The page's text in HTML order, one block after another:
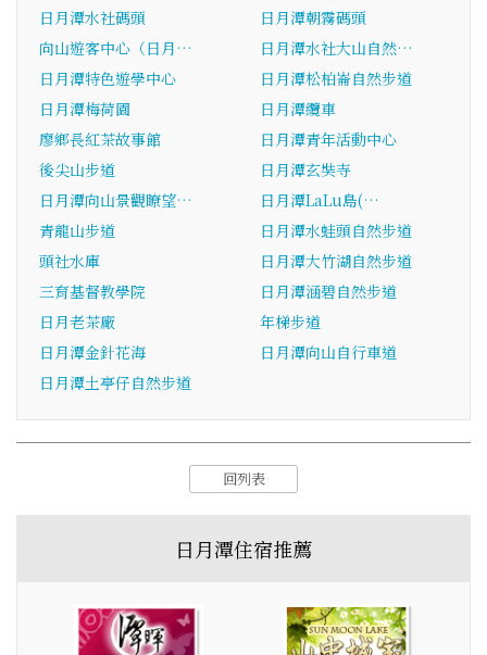
日月潭水社碼頭
日月潭朝霧碼頭
向山遊客中心（日月…
日月潭水社大山自然…
日月潭特色遊學中心
日月潭松柏崙自然步道
日月潭梅荷園
日月潭纜車
廖鄉長紅茶故事館
日月潭青年活動中心
後尖山步道
日月潭玄奘寺
日月潭向山景觀瞭望…
日月潭LaLu島(…
青龍山步道
日月潭水蛙頭自然步道
頭社水庫
日月潭大竹湖自然步道
三育基督教學院
日月潭涵碧自然步道
日月老茶廠
年梯步道
日月潭金針花海
日月潭向山自行車道
日月潭土亭仔自然步道
回列表
日月潭住宿推薦